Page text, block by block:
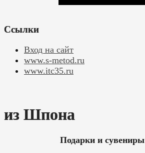
Ссылки
Вход на сайт
www.s-metod.ru
www.itc35.ru
из Шпона
Подарки и